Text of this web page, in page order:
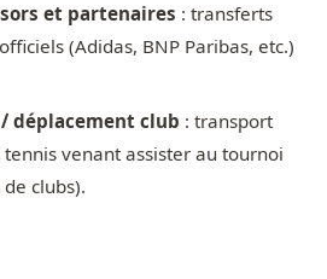
et partenaires : transferts
(Adidas, BNP Paribas, etc.)
déplacement club : transport
venant assister au tournoi
clubs).